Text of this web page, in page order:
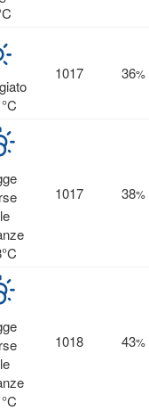
1017 36%
1017 38%
1018 43%